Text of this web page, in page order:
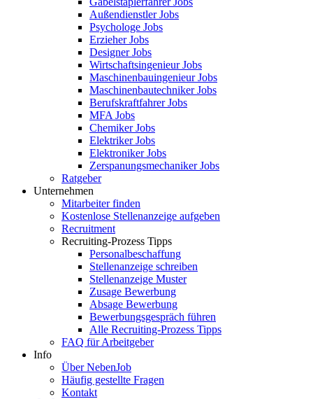
Außendienstler Jobs
Psychologe Jobs
Erzieher Jobs
Designer Jobs
Wirtschaftsingenieur Jobs
Maschinenbauingenieur Jobs
Maschinenbautechniker Jobs
Berufskraftfahrer Jobs
MFA Jobs
Chemiker Jobs
Elektriker Jobs
Elektroniker Jobs
Zerspanungsmechaniker Jobs
Ratgeber
Unternehmen
Mitarbeiter finden
Kostenlose Stellenanzeige aufgeben
Recruitment
Recruiting-Prozess Tipps
Personalbeschaffung
Stellenanzeige schreiben
Stellenanzeige Muster
Zusage Bewerbung
Absage Bewerbung
Bewerbungsgespräch führen
Alle Recruiting-Prozess Tipps
FAQ für Arbeitgeber
Info
Über NebenJob
Häufig gestellte Fragen
Kontakt